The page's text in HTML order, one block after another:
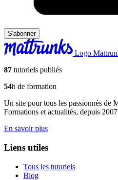
S'abonner
Logo
87 tutoriels publiés
54h de formation
Un site pour tous les passionnés de
Formations et actualités, depuis
En savoir plus
Liens utiles
Tous les tutoriels
Blog